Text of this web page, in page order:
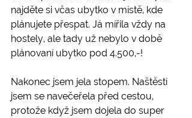
najděte si včas ubytko v místě, kde
plánujete přespat. Já mířila vždy na
hostely, ale tady už nebylo v době
plánovaní ubytko pod 4.500,-!
Nakonec jsem jela stopem. Naštěstí
jsem se navečeřela před cestou,
protože když jsem dojela do super